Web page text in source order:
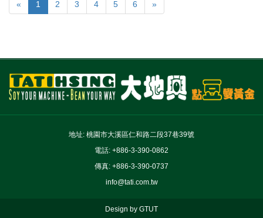
« 1 2 3 4 5 6 »
地址: 桃園市大溪區仁和路二段37巷39號
電話: +886-3-390-0862
傳真: +886-3-390-0737
info@tati.com.tw
Design by GTUT